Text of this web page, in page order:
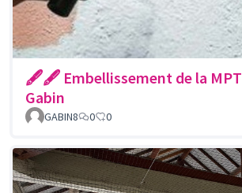
🖋🖋 Embellissement de la MPT
Gabin
GABIN8 0 0